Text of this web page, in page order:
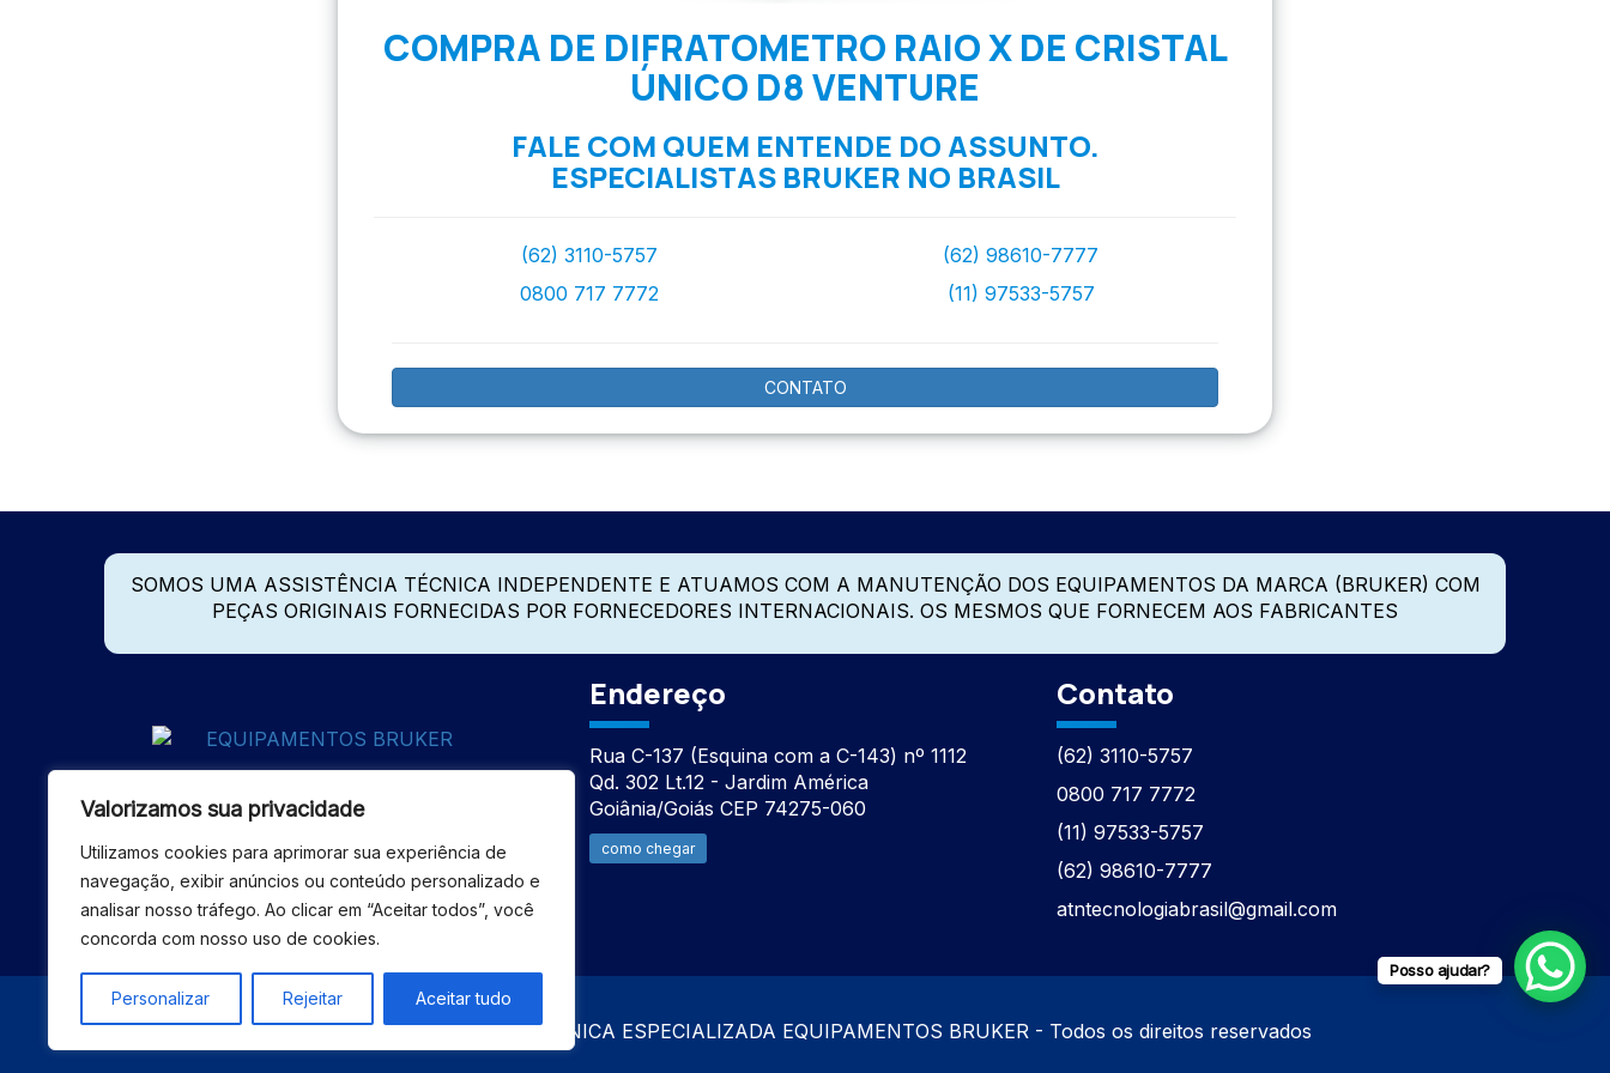
Valorizamos sua privacidade
Utilizamos cookies para aprimorar sua experiência de
navegação, exibir anúncios ou conteúdo personalizado e
analisar nosso tráfego. Ao clicar em “Aceitar todos”, você
concorda com nosso uso de cookies.
Personalizar Rejeitar Aceitar tudo
COMPRA DE DIFRATOMETRO RAIO X DE CRISTAL
ÚNICO D8 VENTURE
FALE COM QUEM ENTENDE DO ASSUNTO.
ESPECIALISTAS BRUKER NO BRASIL
(62) 3110-5757
0800 717 7772
(62) 98610-7777
(11) 97533-5757
CONTATO
SOMOS UMA ASSISTÊNCIA TÉCNICA INDEPENDENTE E ATUAMOS COM A MANUTENÇÃO DOS EQUIPAMENTOS DA MARCA (BRUKER) COM
PEÇAS ORIGINAIS FORNECIDAS POR FORNECEDORES INTERNACIONAIS. OS MESMOS QUE FORNECEM AOS FABRICANTES
Endereço
Rua C-137 (Esquina com a C-143) nº 1112
Qd. 302 Lt.12 - Jardim América
Goiânia/Goiás CEP 74275-060
como chegar
Contato
(62) 3110-5757
0800 717 7772
(11) 97533-5757
(62) 98610-7777
atntecnologiabrasil@gmail.com
© 2026 - ASSISTÊNCIA TÉCNICA ESPECIALIZADA EQUIPAMENTOS BRUKER - Todos os direitos reservados
Posso ajudar?